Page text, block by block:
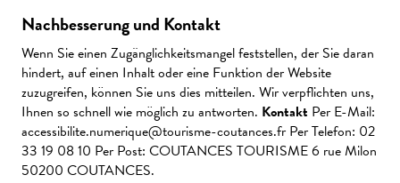
Nachbesserung und Kontakt
Wenn Sie einen Zugänglichkeitsmangel feststellen, der Sie daran
hindert, auf einen Inhalt oder eine Funktion der Website
zuzugreifen, können Sie uns dies mitteilen. Wir verpflichten uns,
Ihnen so schnell wie möglich zu antworten. Kontakt Per E-Mail:
accessibilite.numerique@tourisme-coutances.fr Per Telefon: 02
33 19 08 10 Per Post: COUTANCES TOURISME 6 rue Milon
50200 COUTANCES.